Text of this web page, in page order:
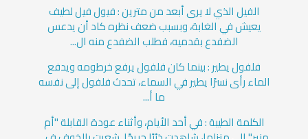
الفيل الذي لا يرى أبعد من مترين : فيول فيل لطيف
يعيش في الغابة، وبسبب ضعف نظره كاد أن يدعس
الضفدع بقدميه، فطلب الضفدع منه ال...
فلفول يطير : بينما كان فلفول يرفع خرطومه ويدفع
الماء رأى نسرًا يطير في السماء، تحدث فلفول إلى نفسه
ما أ...
الكلمة الطيبة : في أحد الأيام، وأثناء عودة القابلة "أم